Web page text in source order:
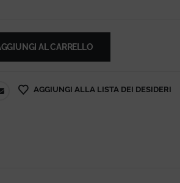
AL CARRELLO
AGGIUNGI ALLA LISTA DEI DESIDERI